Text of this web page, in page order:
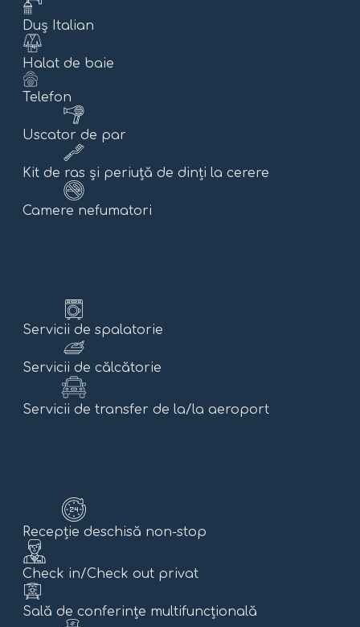
Duș Italian
Halat de baie
Telefon
Uscator de par
Kit de ras și periuță de dinți la cerere
Camere nefumatori
Servicii de spalatorie
Servicii de călcătorie
Servicii de transfer de la/la aeroport
Recepție deschisă non-stop
Check in/Check out privat
Sală de conferințe multifuncțională